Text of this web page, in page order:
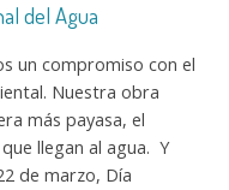
del Agua
un compromiso con el
Nuestra obra
más payasa, el
llegan al agua. Y
de marzo, Día